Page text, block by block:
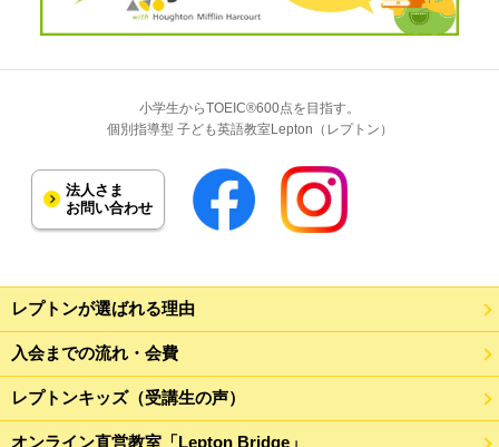
小学生からTOEIC®600点を目指す。
個別指導型 子ども英語教室Lepton（レプトン）
法人さま
お問い合わせ
レプトンが選ばれる理由
入会までの流れ・会費
レプトンキッズ（受講生の声）
オンライン直営教室「Lepton Bridge」